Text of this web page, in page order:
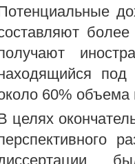
под
60% объема
целях